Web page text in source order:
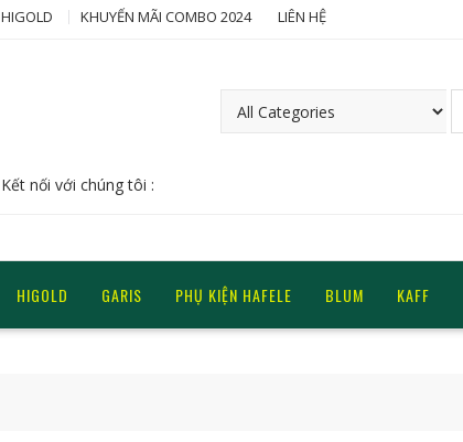
HIGOLD KHUYẾN MÃI COMBO 2024 LIÊN HỆ
Kết nối với chúng tôi :
HIGOLD GARIS PHỤ KIỆN HAFELE BLUM KAFF